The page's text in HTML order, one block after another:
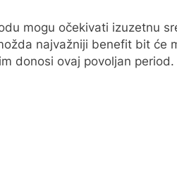
mogu očekivati izuzetnu
najvažniji benefit bit će
donosi ovaj povoljan period.